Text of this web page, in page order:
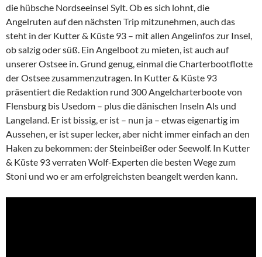
die hübsche Nordseeinsel Sylt. Ob es sich lohnt, die
Angelruten auf den nächsten Trip mitzunehmen, auch das
steht in der Kutter & Küste 93 – mit allen Angelinfos zur Insel,
ob salzig oder süß. Ein Angelboot zu mieten, ist auch auf
unserer Ostsee in. Grund genug, einmal die Charterbootflotte
der Ostsee zusammenzutragen. In Kutter & Küste 93
präsentiert die Redaktion rund 300 Angelcharterboote von
Flensburg bis Usedom – plus die dänischen Inseln Als und
Langeland. Er ist bissig, er ist – nun ja – etwas eigenartig im
Aussehen, er ist super lecker, aber nicht immer einfach an den
Haken zu bekommen: der Steinbeißer oder Seewolf. In Kutter
& Küste 93 verraten Wolf-Experten die besten Wege zum
Stoni und wo er am erfolgreichsten beangelt werden kann.